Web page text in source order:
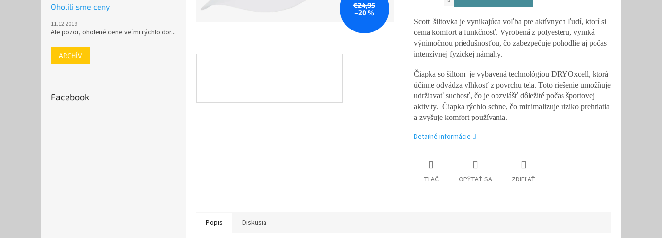
Oholili sme ceny
11.12.2019
Ale pozor, oholené cene veľmi rýchlo dor...
ARCHÍV
Facebook
€24,95
–20 %
Scott šiltovka je vynikajúca voľba pre aktívnych ľudí, ktorí si
cenia komfort a funkčnosť. Vyrobená z polyesteru, vyniká
výnimočnou priedušnosťou, čo zabezpečuje pohodlie aj počas
intenzívnej fyzickej námahy.
Čiapka so šiltom je vybavená technológiou DRYOxcell, ktorá
účinne odvádza vlhkosť z povrchu tela. Toto riešenie umožňuje
udržiavať suchosť, čo je obzvlášť dôležité počas športovej
aktivity. Čiapka rýchlo schne, čo minimalizuje riziko prehriatia
a zvyšuje komfort používania.
Detailné informácie
TLAČ OPÝTAŤ SA ZDIEĽAŤ
Popis Diskusia